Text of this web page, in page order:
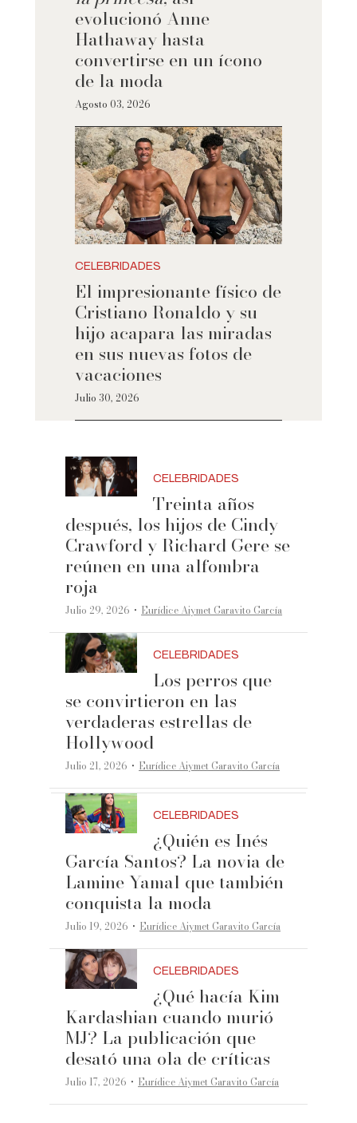
evolucionó Anne
Hathaway hasta
convertirse en un ícono
de la moda
Agosto 03, 2026
CELEBRIDADES
El impresionante físico de
Cristiano Ronaldo y su
hijo acapara las miradas
en sus nuevas fotos de
vacaciones
Julio 30, 2026
CELEBRIDADES
Treinta años
después, los hijos de Cindy
Crawford y Richard Gere se
reúnen en una alfombra
roja
Julio 29, 2026 ·Eurídice Aiymet Garavito García
CELEBRIDADES
Los perros que
se convirtieron en las
verdaderas estrellas de
Hollywood
Julio 21, 2026 ·Eurídice Aiymet Garavito García
CELEBRIDADES
¿Quién es Inés
García Santos? La novia de
Lamine Yamal que también
conquista la moda
Julio 19, 2026 ·Eurídice Aiymet Garavito García
CELEBRIDADES
¿Qué hacía Kim
Kardashian cuando murió
MJ? La publicación que
desató una ola de críticas
Julio 17, 2026 ·Eurídice Aiymet Garavito García